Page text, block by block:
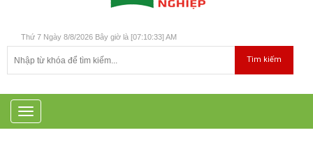
Thứ 7 Ngày 8/8/2026 Bây giờ là [07:10:34] AM
T
o